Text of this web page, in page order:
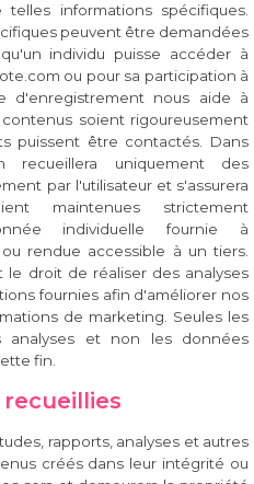
informations spécifiques.
peuvent être demandées
individu puisse accéder à
ou pour sa participation à
d'enregistrement nous aide à
soient rigoureusement
puissent être contactés. Dans
recueillera uniquement des
par l'utilisateur et s'assurera
maintenues strictement
individuelle fournie à
rendue accessible à un tiers.
le droit de réaliser des analyses
fournies afin d'améliorer nos
de marketing. Seules les
analyses et non les données
fin.
rapports, analyses et autres
créés dans leur intégrité ou